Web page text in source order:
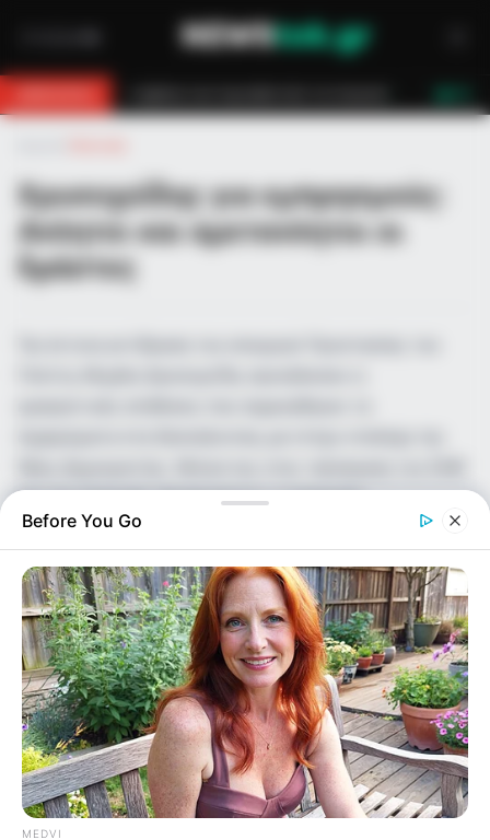
Χρυσοχοΐδης για εμπρησμούς:
Ανόητοι και αμετανόητοι οι
δράστες
και την εκπομπή «Αταίριαστοι», ο υπουργός
χρησιμοποίησε ιδιαίτερα σκληρή…
Before You Go
MEDVI